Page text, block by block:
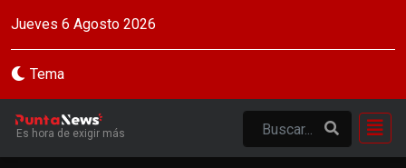
Jueves 6 Agosto 2026
Tema
Es hora de exigir más